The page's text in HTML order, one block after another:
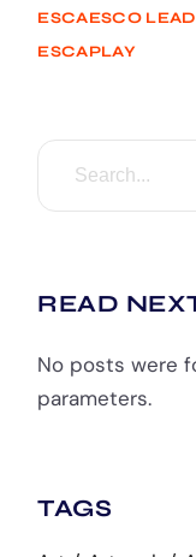
ESCAESCO
ESCAPLAY
READ
No posts were
parameters.
TAGS